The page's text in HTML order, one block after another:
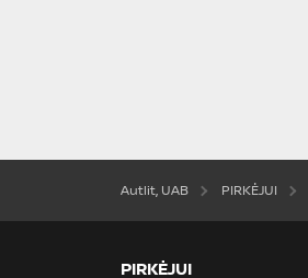
Autlit, UAB PIRKĖJUI
PIRKĖJUI